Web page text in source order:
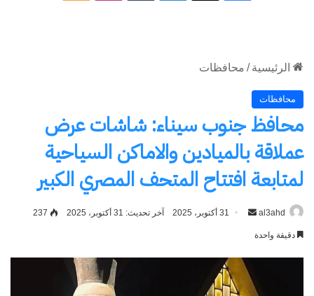
وزارة الثقافة تقيم سلسلة من
الفعاليات احتفاءً بافتتاح المتحف
المصري الكبير طوال نوفمبر
29 أكتوبر، 2025
في "الأخبار News"
وأهم الأنشطة والفعاليات
المُنفذة
22 ديسمبر، 2024
في "الأخبار News"
وزير الثقافة ومحافظ القاهرة
يتفقدان متحف الشمع لوضع
خطة عاجلة لتطويره وتهيئته